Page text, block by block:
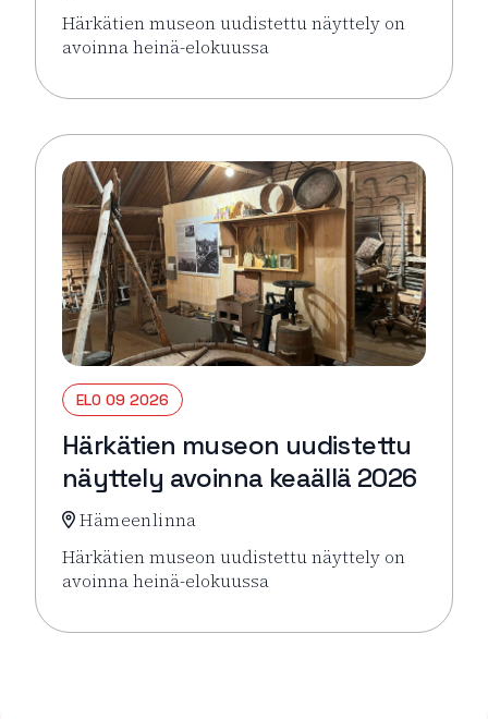
Härkätien museon uudistettu näyttely on
avoinna heinä-elokuussa
Lue lisää tapahtumasta Härkätien museon
ELO 09 2026
Härkätien museon uudistettu
näyttely avoinna keaällä 2026
Hämeenlinna
Härkätien museon uudistettu näyttely on
avoinna heinä-elokuussa
Lue lisää tapahtumasta Härkätien museon